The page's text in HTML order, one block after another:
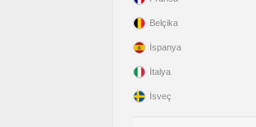
Belçika
İspanya
İtalya
İsveç